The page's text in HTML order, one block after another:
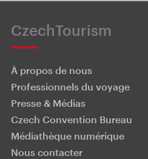
CzechTourism
À propos de nous
Professionnels du voyage
Presse & Médias
Czech Convention Bureau
Médiathèque numérique
Nous contacter